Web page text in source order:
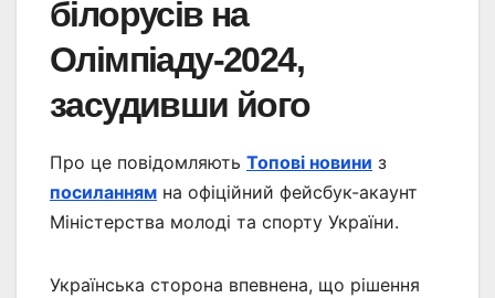
білорусів на
Олімпіаду-2024,
засудивши його
Про це повідомляють Топові новини з
посиланням на офіційний фейсбук-акаунт
Міністерства молоді та спорту України.
Українська сторона впевнена, що рішення